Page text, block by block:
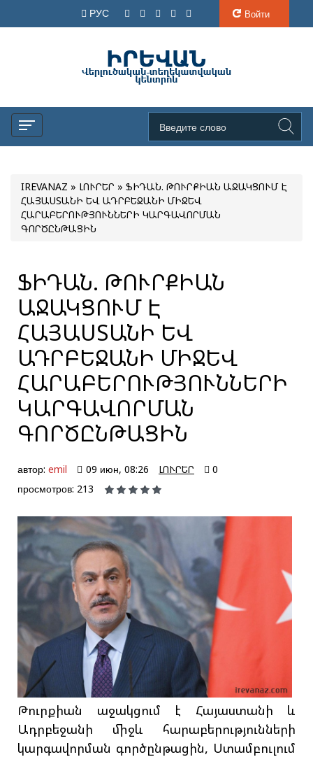
РУС Войти
IREVANAZ » ԼՈՒՐԵՐ » ՖԻԴԱՆ. ԹՈՒՐՔԻԱՆ ԱՋԱԿՑՈՒՄ Է
ՀԱՅԱՍՏԱՆԻ ԵՎ ԱԴՐԲԵՋԱՆԻ ՄԻՋԵՎ
ՀԱՐԱԲԵՐՈՒԹՅՈՒՆՆԵՐԻ ԿԱՐԳԱՎՈՐՄԱՆ
ԳՈՐԾԸՆԹԱՑԻՆ
ՖԻԴԱՆ. ԹՈՒՐՔԻԱՆ
ԱՋԱԿՑՈՒՄ Է
ՀԱՅԱՍՏԱՆԻ ԵՎ
ԱԴՐԲԵՋԱՆԻ ՄԻՋԵՎ
ՀԱՐԱԲԵՐՈՒԹՅՈՒՆՆԵՐԻ
ԿԱՐԳԱՎՈՐՄԱՆ
ԳՈՐԾԸՆԹԱՑԻՆ
автор: emil 09 июн, 08:26 ԼՈՒՐԵՐ
0
просмотров: 213
Թուրքիան աջակցում է Հայաստանի և
Ադրբեջանի միջև հարաբերությունների
կարգավորման գործընթացին, Ստամբուլում